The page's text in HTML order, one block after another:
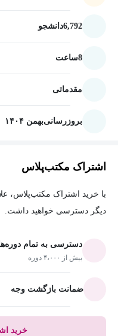
6,792دانشجو
8ساعت
مقدماتی
بروزرسانیبهمن ۱۴۰۴
اشتراک مکتب‌پلاس
دیگر دسترسی خواهید داشت.
دسترسی به تمام
بیش از ۴،۰۰۰ دوره
ضمانت بازگشت وجه
خرید